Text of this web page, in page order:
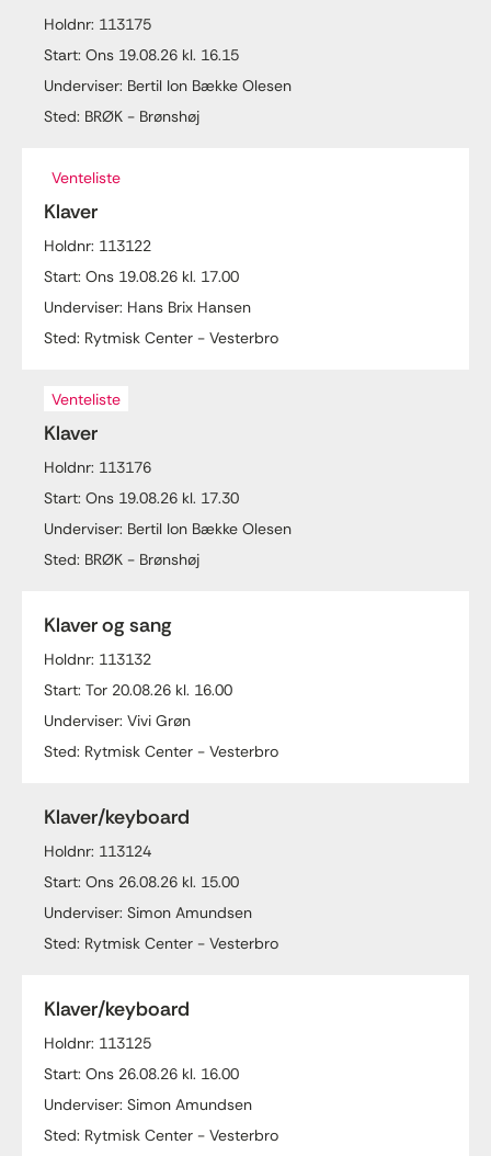
Holdnr: 113175
Start: Ons 19.08.26 kl. 16.15
Underviser: Bertil Ion Bække Olesen
Sted: BRØK - Brønshøj
Venteliste
Klaver
Holdnr: 113122
Start: Ons 19.08.26 kl. 17.00
Underviser: Hans Brix Hansen
Sted: Rytmisk Center - Vesterbro
Venteliste
Klaver
Holdnr: 113176
Start: Ons 19.08.26 kl. 17.30
Underviser: Bertil Ion Bække Olesen
Sted: BRØK - Brønshøj
Klaver og sang
Holdnr: 113132
Start: Tor 20.08.26 kl. 16.00
Underviser: Vivi Grøn
Sted: Rytmisk Center - Vesterbro
Klaver/keyboard
Holdnr: 113124
Start: Ons 26.08.26 kl. 15.00
Underviser: Simon Amundsen
Sted: Rytmisk Center - Vesterbro
Klaver/keyboard
Holdnr: 113125
Start: Ons 26.08.26 kl. 16.00
Underviser: Simon Amundsen
Sted: Rytmisk Center - Vesterbro